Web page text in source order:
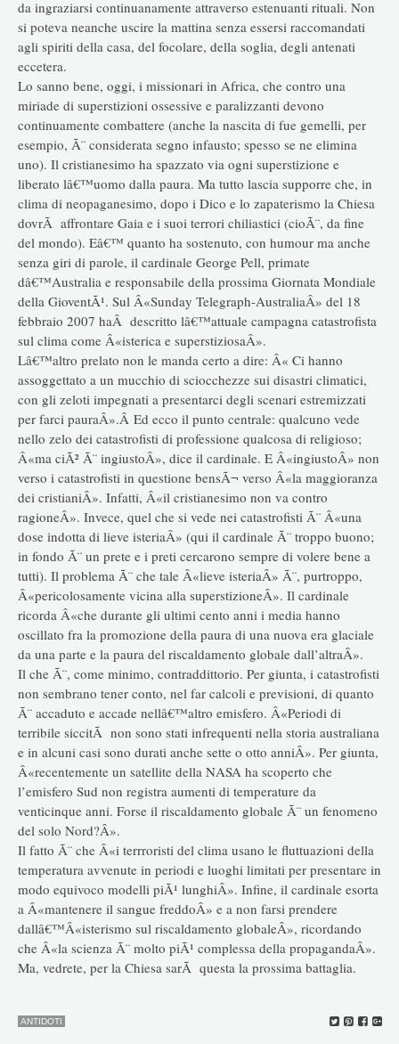
da ingraziarsi continuanamente attraverso estenuanti rituali. Non
si poteva neanche uscire la mattina senza essersi raccomandati
agli spiriti della casa, del focolare, della soglia, degli antenati
eccetera.
Lo sanno bene, oggi, i missionari in Africa, che contro una
miriade di superstizioni ossessive e paralizzanti devono
continuamente combattere (anche la nascita di fue gemelli, per
esempio, Ã¨ considerata segno infausto; spesso se ne elimina
uno). Il cristianesimo ha spazzato via ogni superstizione e
liberato lâ€™uomo dalla paura. Ma tutto lascia supporre che, in
clima di neopaganesimo, dopo i Dico e lo zapaterismo la Chiesa
dovrÃ affrontare Gaia e i suoi terrori chiliastici (cioÃ¨, da fine
del mondo). Eâ€™ quanto ha sostenuto, con humour ma anche
senza giri di parole, il cardinale George Pell, primate
dâ€™Australia e responsabile della prossima Giornata Mondiale
della GioventÃ¹. Sul Â«Sunday Telegraph-AustraliaÂ» del 18
febbraio 2007 haÂ descritto lâ€™attuale campagna catastrofista
sul clima come Â«isterica e superstiziosaÂ».
Lâ€™altro prelato non le manda certo a dire: Â« Ci hanno
assoggettato a un mucchio di sciocchezze sui disastri climatici,
con gli zeloti impegnati a presentarci degli scenari estremizzati
per farci pauraÂ».Â Ed ecco il punto centrale: qualcuno vede
nello zelo dei catastrofisti di professione qualcosa di religioso;
Â«ma ciÃ² Ã¨ ingiustoÂ», dice il cardinale. E Â«ingiustoÂ» non
verso i catastrofisti in questione bensÃ¬ verso Â«la maggioranza
dei cristianiÂ». Infatti, Â«il cristianesimo non va contro
ragioneÂ». Invece, quel che si vede nei catastrofisti Ã¨ Â«una
dose indotta di lieve isteriaÂ» (qui il cardinale Ã¨ troppo buono;
in fondo Ã¨ un prete e i preti cercarono sempre di volere bene a
tutti). Il problema Ã¨ che tale Â«lieve isteriaÂ» Ã¨, purtroppo,
Â«pericolosamente vicina alla superstizioneÂ». Il cardinale
ricorda Â«che durante gli ultimi cento anni i media hanno
oscillato fra la promozione della paura di una nuova era glaciale
da una parte e la paura del riscaldamento globale dall’altraÂ».
Il che Ã¨, come minimo, contraddittorio. Per giunta, i catastrofisti
non sembrano tener conto, nel far calcoli e previsioni, di quanto
Ã¨ accaduto e accade nellâ€™altro emisfero. Â«Periodi di
terribile siccitÃ non sono stati infrequenti nella storia australiana
e in alcuni casi sono durati anche sette o otto anniÂ». Per giunta,
Â«recentemente un satellite della NASA ha scoperto che
l’emisfero Sud non registra aumenti di temperature da
venticinque anni. Forse il riscaldamento globale Ã¨ un fenomeno
del solo Nord?Â».
Il fatto Ã¨ che Â«i terrroristi del clima usano le fluttuazioni della
temperatura avvenute in periodi e luoghi limitati per presentare in
modo equivoco modelli piÃ¹ lunghiÂ». Infine, il cardinale esorta
a Â«mantenere il sangue freddoÂ» e a non farsi prendere
dallâ€™Â«isterismo sul riscaldamento globaleÂ», ricordando
che Â«la scienza Ã¨ molto piÃ¹ complessa della propagandaÂ».
Ma, vedrete, per la Chiesa sarÃ questa la prossima battaglia.
ANTIDOTI